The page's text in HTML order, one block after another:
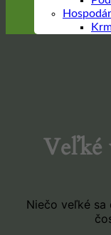
Veľké
Niečo veľké sa